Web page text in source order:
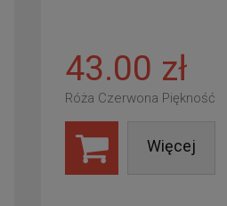
43.00 zł
Róża Czerwona Piękność
Więcej